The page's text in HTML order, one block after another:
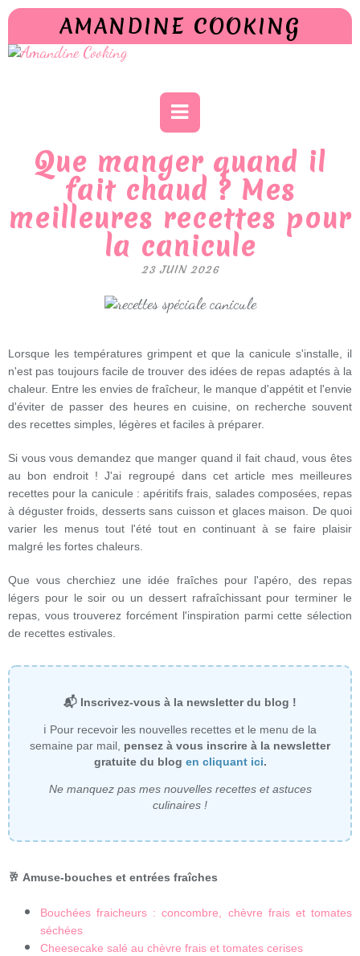
AMANDINE COOKING
Que manger quand il
fait chaud ? Mes
meilleures recettes pour
la canicule
23 JUIN 2026
Lorsque les températures grimpent et que la canicule s'installe, il
n'est pas toujours facile de trouver des idées de repas adaptés à la
chaleur. Entre les envies de fraîcheur, le manque d'appétit et l'envie
d'éviter de passer des heures en cuisine, on recherche souvent
des recettes simples, légères et faciles à préparer.
Si vous vous demandez que manger quand il fait chaud, vous êtes
au bon endroit ! J'ai regroupé dans cet article mes meilleures
recettes pour la canicule : apéritifs frais, salades composées, repas
à déguster froids, desserts sans cuisson et glaces maison. De quoi
varier les menus tout l'été tout en continuant à se faire plaisir
malgré les fortes chaleurs.
Que vous cherchiez une idée fraîches pour l'apéro, des repas
légers pour le soir ou un dessert rafraîchissant pour terminer le
repas, vous trouverez forcément l'inspiration parmi cette sélection
de recettes estivales.
📬 Inscrivez-vous à la newsletter du blog !
ℹ Pour recevoir les nouvelles recettes et le menu de la
semaine par mail, pensez à vous inscrire à la newsletter
gratuite du blog en cliquant ici.
Ne manquez pas mes nouvelles recettes et astuces
culinaires !
🥂 Amuse-bouches et entrées fraîches
Bouchées fraicheurs : concombre, chèvre frais et tomates
séchées
Cheesecake salé au chèvre frais et tomates cerises